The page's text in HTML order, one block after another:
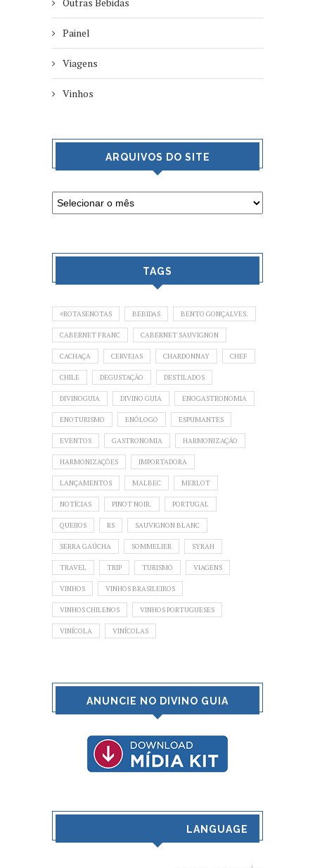
Outras Bebidas
Painel
Viagens
Vinhos
ARQUIVOS DO SITE
TAGS
#ROTASENOTAS BEBIDAS BENTO GONÇALVES.
CABERNET FRANC CABERNET SAUVIGNON
CACHAÇA CERVEJAS CHARDONNAY CHEF
CHILE DEGUSTAÇÃO DESTILADOS
DIVINOGUIA DIVINO GUIA ENOGASTRONOMIA
ENOTURISMO ENÓLOGO ESPUMANTES
EVENTOS GASTRONOMIA HARMONIZAÇÃO
HARMONIZAÇÕES IMPORTADORA
LANÇAMENTOS MALBEC MERLOT
NOTÍCIAS PINOT NOIR. PORTUGAL
QUEIJOS RS SAUVIGNON BLANC
SERRA GAÚCHA SOMMELIER SYRAH
TRAVEL TRIP TURISMO VIAGENS
VINHOS VINHOS BRASILEIROS
VINHOS CHILENOS VINHOS PORTUGUESES
VINÍCOLA VINÍCOLAS
ANUNCIE NO DIVINO GUIA
LANGUAGE